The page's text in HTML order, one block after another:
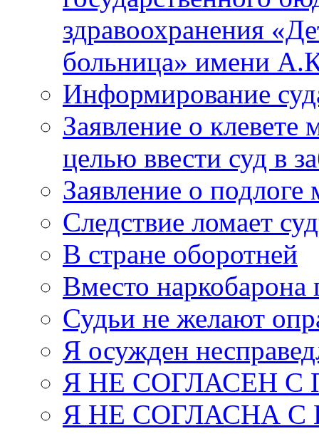
здравоохранения
больница» имени
Информирование
Заявление о клевете
целью ввести суд в
Заявление о
Следствие ломает
В стране оборотней
Вместо
Судьи не желают
Я осужден
Я НЕ СОГЛАСЕН
Я НЕ СОГЛАСНА